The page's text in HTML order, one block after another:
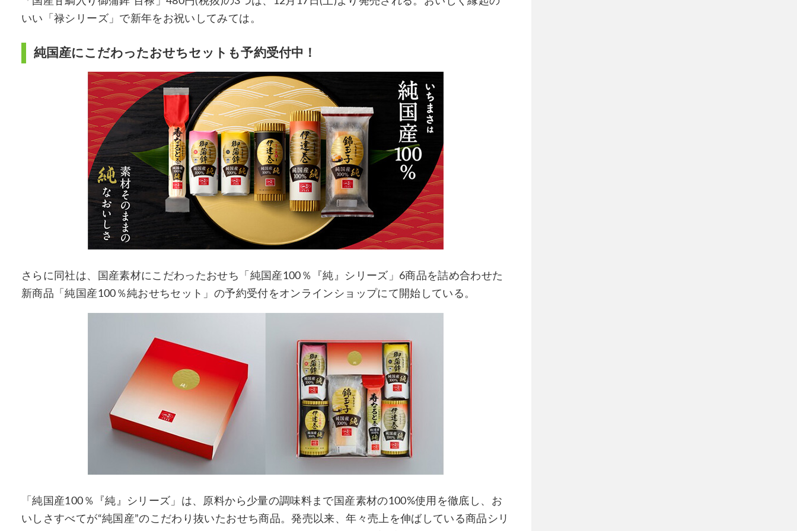
いい「禄シリーズ」で新年をお祝いしてみては。
純国産にこだわったおせちセットも予約受付中！
さらに同社は、国産素材にこだわったおせち「純国産100％『純』シリーズ」6商品を詰め合わせた
新商品「純国産100％純おせちセット」の予約受付をオンラインショップにて開始している。
「純国産100％『純』シリーズ」は、原料から少量の調味料まで国産素材の100%使用を徹底し、お
いしさすべてが“純国産”のこだわり抜いたおせち商品。発売以来、年々売上を伸ばしている商品シリ